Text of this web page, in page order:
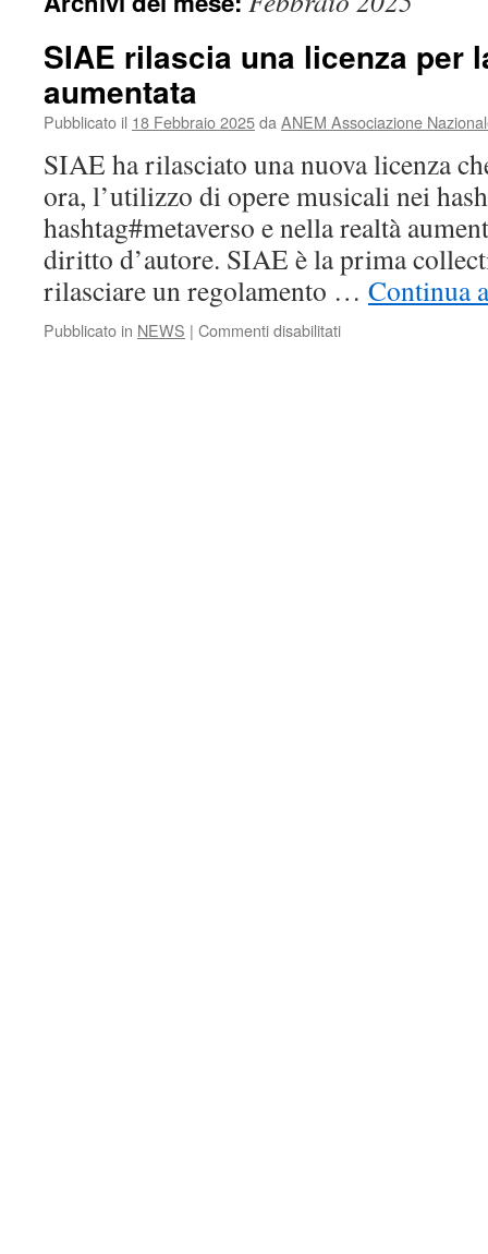
SIAE rilascia una licenza per
aumentata
Pubblicato il 18 Febbraio 2025da ANEM Associazione
SIAE ha rilasciato una nuova licenza
ora, l’utilizzo di opere musicali nei
hashtag#metaverso e nella realtà
diritto d’autore. SIAE è la prima
rilasciare un regolamento … Continua
Pubblicato in NEWS | Commenti disabilitatisu